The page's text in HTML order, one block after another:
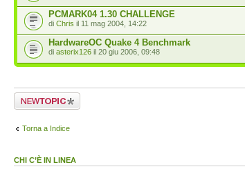
PCMARK04 1.30 CHALLENGE
di Chris il 11 mag 2004, 14:22
HardwareOC Quake 4 Benchmark
di asterix126 il 20 giu 2006, 09:48
Scrivi un nuovo
argomento
Torna a Indice
CHI C’È IN LINEA